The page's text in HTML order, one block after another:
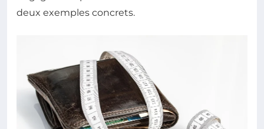
deux exemples concrets.